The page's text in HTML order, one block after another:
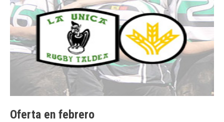
Oferta en febrero